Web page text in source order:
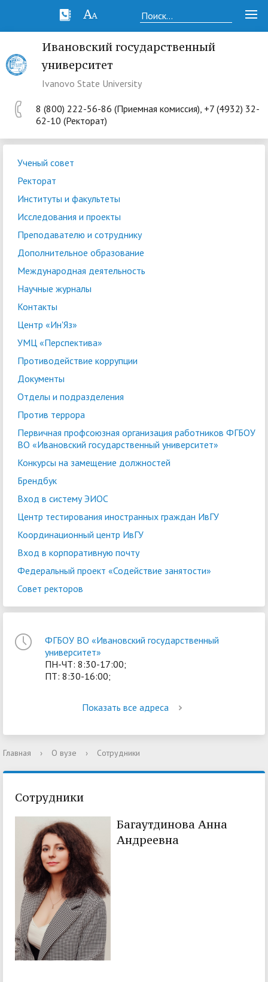
Ивановский государственный
университет
Ivanovo State University
8 (800) 222-56-86 (Приемная комиссия), +7 (4932) 32-
62-10 (Ректорат)
Ученый совет
Ректорат
Институты и факультеты
Исследования и проекты
Преподавателю и сотруднику
Дополнительное образование
Международная деятельность
Научные журналы
Контакты
Центр «Ин'Яз»
УМЦ «Перспектива»
Противодействие коррупции
Документы
Отделы и подразделения
Против террора
Первичная профсоюзная организация работников ФГБОУ
ВО «Ивановский государственный университет»
Конкурсы на замещение должностей
Брендбук
Вход в систему ЭИОС
Центр тестирования иностранных граждан ИвГУ
Координационный центр ИвГУ
Вход в корпоративную почту
Федеральный проект «Содействие занятости»
Совет ректоров
ФГБОУ ВО «Ивановский государственный
университет»
ПН-ЧТ: 8:30-17:00;
ПТ: 8:30-16:00;
Показать все адреса
Главная › О вузе › Сотрудники
Сотрудники
Багаутдинова Анна
Андреевна